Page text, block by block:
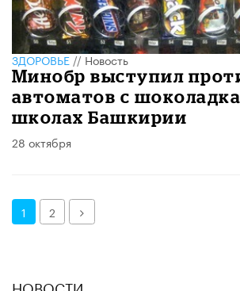
ЗДОРОВЬЕ//Новость
Минобр выступил
автоматов с
школах Башкирии
28 октября
1 2 Далее
НОВОСТИ